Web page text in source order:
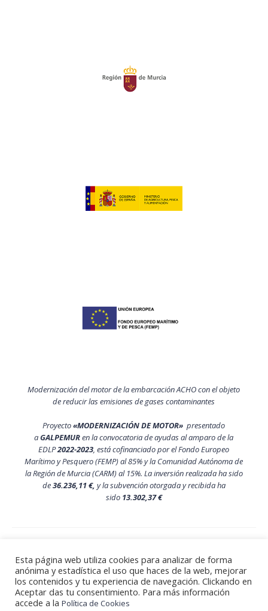
Modernización del motor de la embarcación ACHO con el objeto
de reducir las emisiones de gases contaminantes
Proyecto«MODERNIZACIÓN DE MOTOR» presentado
aGALPEMURen la convocatoria de ayudas al amparo de la
EDLP2022-2023, está cofinanciado por el Fondo Europeo
Marítimo y Pesquero (FEMP) al 85% y la Comunidad Autónoma de
la Región de Murcia (CARM) al 15%. La inversión realizada ha sido
de36.236,11 €, y la subvención otorgada y recibida ha
sido 13.302,37 €
Política de Cookies
Noticias
Contacto
Esta página web utiliza cookies para analizar de forma
anónima y estadística el uso que haces de la web, mejorar
los contenidos y tu experiencia de navegación. Clickando en
Aceptar das tu consentimiento. Para más información
accede a la Política de Cookies